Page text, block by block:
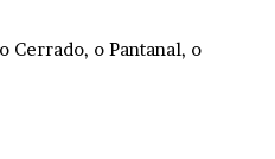
Cerrado, o Pantanal, o